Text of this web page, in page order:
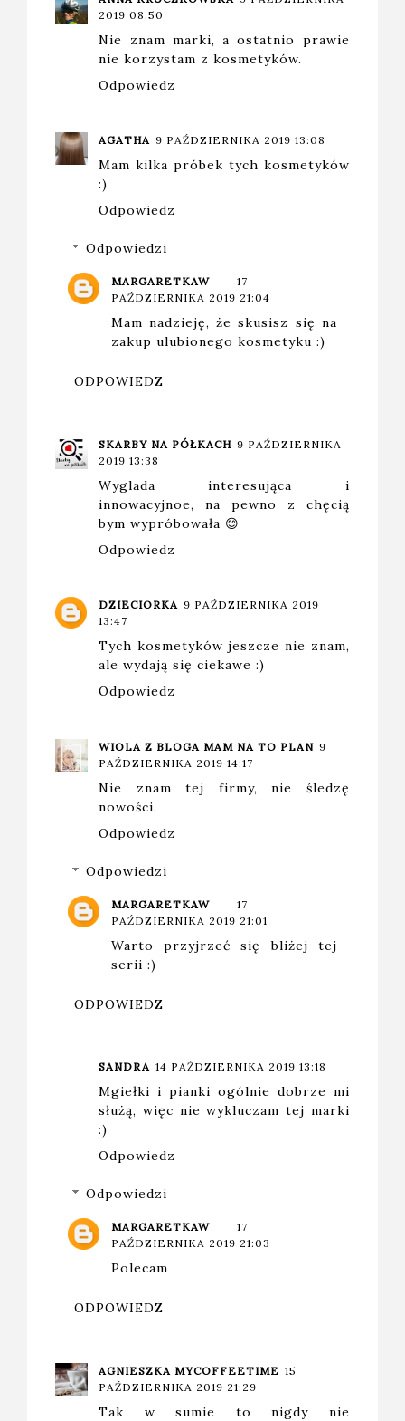
2019 08:50
Nie znam marki, a ostatnio prawie
nie korzystam z kosmetyków.
Odpowiedz
AGATHA 9 PAŹDZIERNIKA 2019 13:08
Mam kilka próbek tych kosmetyków
:)
Odpowiedz
Odpowiedzi
MARGARETKAW
17
PAŹDZIERNIKA 2019 21:04
Mam nadzieję, że skusisz się na
zakup ulubionego kosmetyku :)
ODPOWIEDZ
SKARBY NA PÓŁKACH 9 PAŹDZIERNIKA
2019 13:38
Wyglada interesująca i
innowacyjnoe, na pewno z chęcią
bym wypróbowała 😊
Odpowiedz
DZIECIORKA 9 PAŹDZIERNIKA 2019
13:47
Tych kosmetyków jeszcze nie znam,
ale wydają się ciekawe :)
Odpowiedz
WIOLA Z BLOGA MAM NA TO PLAN 9
PAŹDZIERNIKA 2019 14:17
Nie znam tej firmy, nie śledzę
nowości.
Odpowiedz
Odpowiedzi
MARGARETKAW
17
PAŹDZIERNIKA 2019 21:01
Warto przyjrzeć się bliżej tej
serii :)
ODPOWIEDZ
SANDRA 14 PAŹDZIERNIKA 2019 13:18
Mgiełki i pianki ogólnie dobrze mi
służą, więc nie wykluczam tej marki
:)
Odpowiedz
Odpowiedzi
MARGARETKAW
17
PAŹDZIERNIKA 2019 21:03
Polecam
ODPOWIEDZ
AGNIESZKA MYCOFFEETIME 15
PAŹDZIERNIKA 2019 21:29
Tak w sumie to nigdy nie